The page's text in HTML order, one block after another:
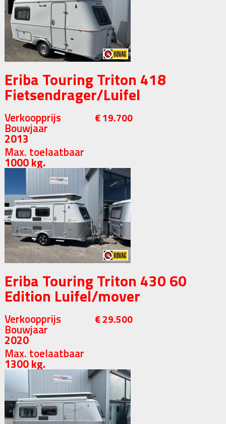
Eriba Touring Triton 418
Fietsendrager/Luifel
Verkoopprijs € 19.700
Bouwjaar
2013
Max. toelaatbaar
1000 kg.
Eriba Touring Triton 430 60
Edition Luifel/mover
Verkoopprijs € 29.500
Bouwjaar
2020
Max. toelaatbaar
1300 kg.